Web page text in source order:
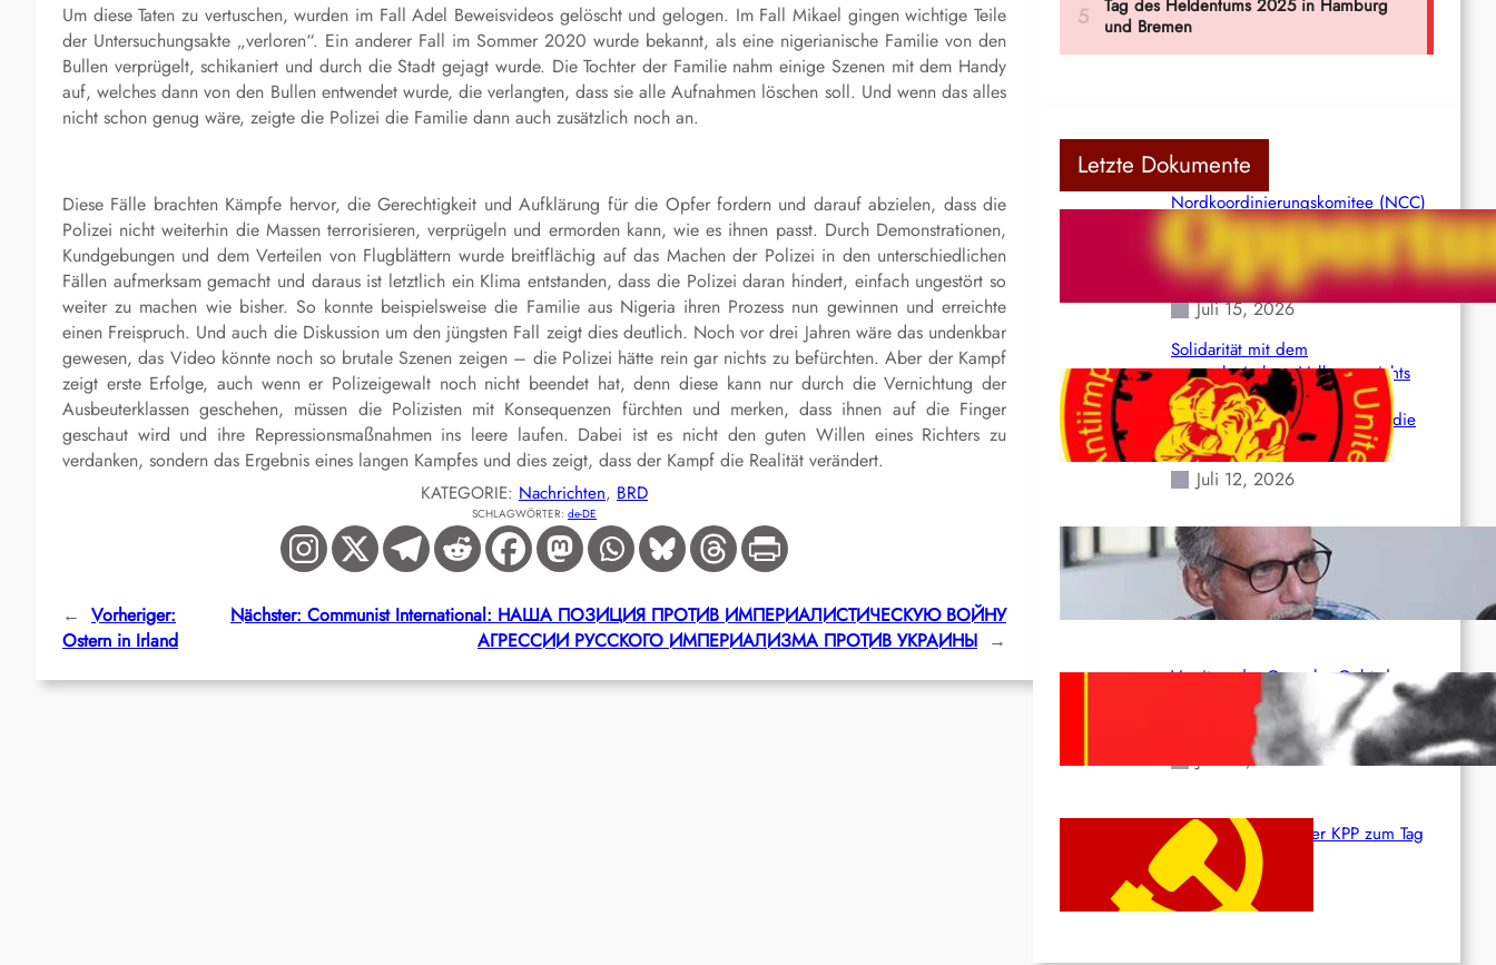
Um diese Taten zu vertuschen, wurden im Fall Adel Beweisvideos gelöscht und gelogen. Im Fall Mikael gingen wichtige Teile
der Untersuchungsakte „verloren“. Ein anderer Fall im Sommer 2020 wurde bekannt, als eine nigerianische Familie von den
Bullen verprügelt, schikaniert und durch die Stadt gejagt wurde. Die Tochter der Familie nahm einige Szenen mit dem Handy
auf, welches dann von den Bullen entwendet wurde, die verlangten, dass sie alle Aufnahmen löschen soll. Und wenn das alles
nicht schon genug wäre, zeigte die Polizei die Familie dann auch zusätzlich noch an.
Diese Fälle brachten Kämpfe hervor, die Gerechtigkeit und Aufklärung für die Opfer fordern und darauf abzielen, dass die
Polizei nicht weiterhin die Massen terrorisieren, verprügeln und ermorden kann, wie es ihnen passt. Durch Demonstrationen,
Kundgebungen und dem Verteilen von Flugblättern wurde breitflächig auf das Machen der Polizei in den unterschiedlichen
Fällen aufmerksam gemacht und daraus ist letztlich ein Klima entstanden, dass die Polizei daran hindert, einfach ungestört so
weiter zu machen wie bisher. So konnte beispielsweise die Familie aus Nigeria ihren Prozess nun gewinnen und erreichte
einen Freispruch. Und auch die Diskussion um den jüngsten Fall zeigt dies deutlich. Noch vor drei Jahren wäre das undenkbar
gewesen, das Video könnte noch so brutale Szenen zeigen – die Polizei hätte rein gar nichts zu befürchten. Aber der Kampf
zeigt erste Erfolge, auch wenn er Polizeigewalt noch nicht beendet hat, denn diese kann nur durch die Vernichtung der
Ausbeuterklassen geschehen, müssen die Polizisten mit Konsequenzen fürchten und merken, dass ihnen auf die Finger
geschaut wird und ihre Repressionsmaßnahmen ins leere laufen. Dabei ist es nicht den guten Willen eines Richters zu
verdanken, sondern das Ergebnis eines langen Kampfes und dies zeigt, dass der Kampf die Realität verändert.
KATEGORIE: Nachrichten, BRD
SCHLAGWÖRTER: de-DE
← Vorheriger:
Ostern in Irland
Nächster: Communist International: НАША ПОЗИЦИЯ ПРОТИВ ИМПЕРИАЛИСТИЧЕСКУЮ ВОЙНУ
АГРЕССИИ РУССКОГО ИМПЕРИАЛИЗМА ПРОТИВ УКРАИНЫ →
Letzte Dokumente
Nordkoordinierungskomitee (NCC)
der Kommunistischen Partei Indiens
(Maoistisch): Postmoderner
Opportunismus
Juli 15, 2026
Solidarität mit dem
venezolanischem Volk angesichts
der verlorenen Leben und der
katastrophalen Situation durch die
Erdbeben des 24. Juni!
Juli 12, 2026
Indien: „Die Politik der
Kapitulation“ von K. Murali (Ajith)
Juli 1, 2026
Vorsitzender Gonzalo: Gebt das
Leben für die Partei und die
Juni 19, 2026
Beschluss des ZK der KPP zum Tag
des Heldentums
Juni 19, 2026